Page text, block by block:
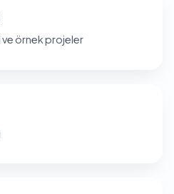
örnek projeler